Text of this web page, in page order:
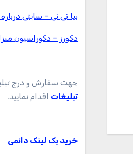
بیا نی نی – سایتی
دکورز – دکوراسیون
جهت سفارش و درج
تبلیغات اقدام نمایید.
خرید بک لینک دائمی